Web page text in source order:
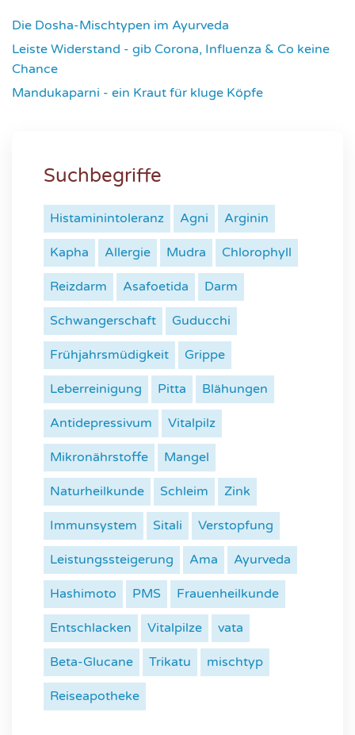
Die Dosha-Mischtypen im Ayurveda
Leiste Widerstand - gib Corona, Influenza & Co keine
Chance
Mandukaparni - ein Kraut für kluge Köpfe
Suchbegriffe
Histaminintoleranz Agni Arginin
Kapha Allergie Mudra Chlorophyll
Reizdarm Asafoetida Darm
Schwangerschaft Guducchi
Frühjahrsmüdigkeit Grippe
Leberreinigung Pitta Blähungen
Antidepressivum Vitalpilz
Mikronährstoffe Mangel
Naturheilkunde Schleim Zink
Immunsystem Sitali Verstopfung
Leistungssteigerung Ama Ayurveda
Hashimoto PMS Frauenheilkunde
Entschlacken Vitalpilze vata
Beta-Glucane Trikatu mischtyp
Reiseapotheke